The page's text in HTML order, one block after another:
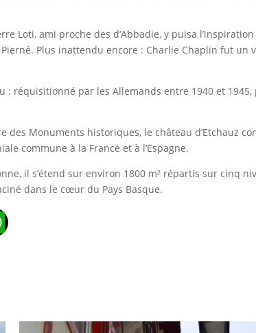
Loti, ami proche des d’Abbadie, y puisa
Plus inattendu encore : Charlie Chaplin fut
: réquisitionné par les Allemands entre 1940 et
des Monuments historiques, le château d’Etchauz
commune à la France et à l’Espagne.
il s’étend sur environ 1800 m² répartis sur cinq
dans le cœur du Pays Basque.